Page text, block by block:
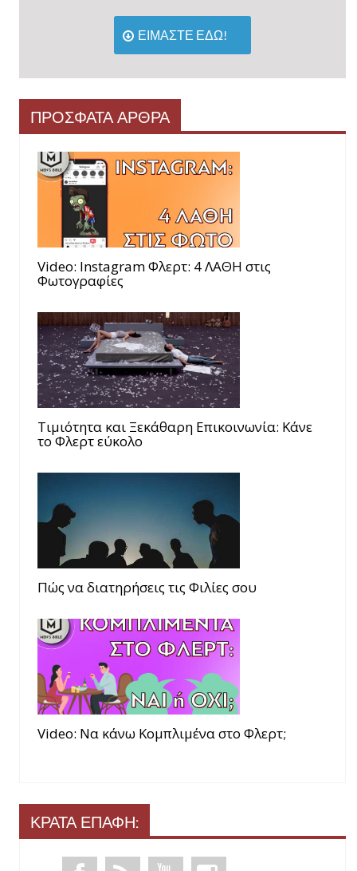
ΕΙΜΑΣΤΕ ΕΔΩ!
ΠΡΟΣΦΑΤΑ ΑΡΘΡΑ
Video: Instagram Φλερτ: 4 ΛΑΘΗ στις
Φωτογραφίες
Τιμιότητα και Ξεκάθαρη Επικοινωνία: Κάνε
το Φλερτ εύκολο
Πώς να διατηρήσεις τις Φιλίες σου
Video: Να κάνω Κομπλιμένα στο Φλερτ;
ΚΡΑΤΑ ΕΠΑΦΗ: